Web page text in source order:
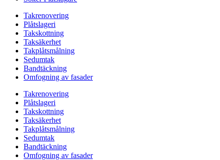
Takrenovering
Plåtslageri
Takskottning
Taksäkerhet
Takplåtsmålning
Sedumtak
Bandtäckning
Omfogning av fasader
Takrenovering
Plåtslageri
Takskottning
Taksäkerhet
Takplåtsmålning
Sedumtak
Bandtäckning
Omfogning av fasader